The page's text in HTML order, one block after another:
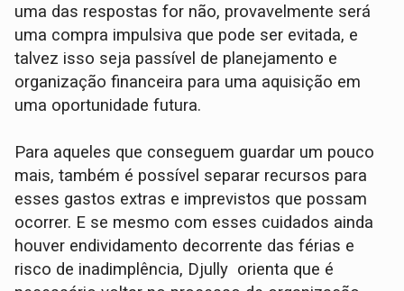
uma das respostas for não, provavelmente será
uma compra impulsiva que pode ser evitada, e
talvez isso seja passível de planejamento e
organização financeira para uma aquisição em
uma oportunidade futura.
Para aqueles que conseguem guardar um pouco
mais, também é possível separar recursos para
esses gastos extras e imprevistos que possam
ocorrer. E se mesmo com esses cuidados ainda
houver endividamento decorrente das férias e
risco de inadimplência, Djully orienta que é